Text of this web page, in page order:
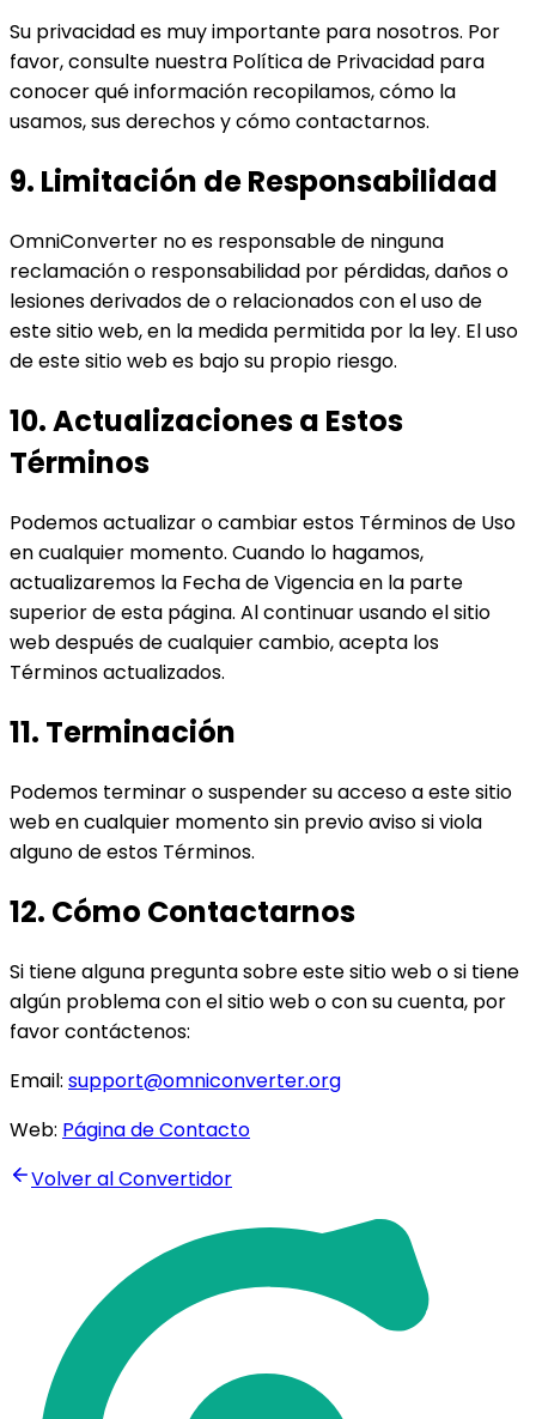
Su privacidad es muy importante para nosotros. Por
favor, consulte nuestra Política de Privacidad para
conocer qué información recopilamos, cómo la
usamos, sus derechos y cómo contactarnos.
9. Limitación de Responsabilidad
OmniConverter no es responsable de ninguna
reclamación o responsabilidad por pérdidas, daños o
lesiones derivados de o relacionados con el uso de
este sitio web, en la medida permitida por la ley. El uso
de este sitio web es bajo su propio riesgo.
10. Actualizaciones a Estos
Términos
Podemos actualizar o cambiar estos Términos de Uso
en cualquier momento. Cuando lo hagamos,
actualizaremos la Fecha de Vigencia en la parte
superior de esta página. Al continuar usando el sitio
web después de cualquier cambio, acepta los
Términos actualizados.
11. Terminación
Podemos terminar o suspender su acceso a este sitio
web en cualquier momento sin previo aviso si viola
alguno de estos Términos.
12. Cómo Contactarnos
Si tiene alguna pregunta sobre este sitio web o si tiene
algún problema con el sitio web o con su cuenta, por
favor contáctenos:
Email: support@omniconverter.org
Web: Página de Contacto
Volver al Convertidor